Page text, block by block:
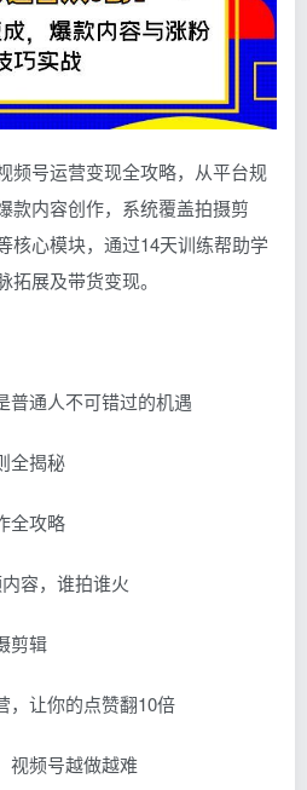
频号运营变现全攻略，从平台规
款内容创作，系统覆盖拍摄剪
核心模块，通过14天训练帮助学
拓展及带货变现。
普通人不可错过的机遇
全揭秘
全攻略
容，谁拍谁火
剪辑
，让你的点赞翻10倍
视频号越做越难